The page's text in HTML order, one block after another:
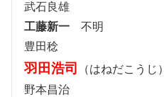
武石良雄
工藤新一 不明
豊田稔
羽田浩司
（はねだこうじ）
野本昌治